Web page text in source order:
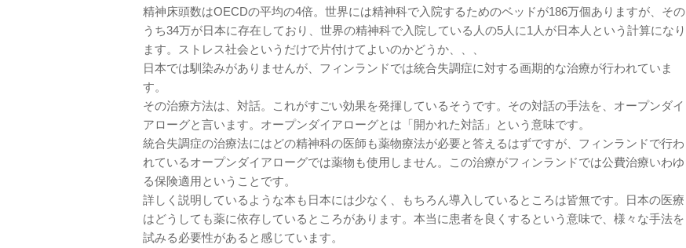
精神床頭数はOECDの平均の4倍。世界には精神科で入院するためのベッドが186万個ありますが、その
うち34万が日本に存在しており、世界の精神科で入院している人の5人に1人が日本人という計算になり
ます。ストレス社会というだけで片付けてよいのかどうか、、、
日本では馴染みがありませんが、フィンランドでは統合失調症に対する画期的な治療が行われていま
す。
その治療方法は、対話。これがすごい効果を発揮しているそうです。その対話の手法を、オープンダイ
アローグと言います。オープンダイアローグとは「開かれた対話」という意味です。
統合失調症の治療法にはどの精神科の医師も薬物療法が必要と答えるはずですが、フィンランドで行わ
れているオープンダイアローグでは薬物も使用しません。この治療がフィンランドでは公費治療いわゆ
る保険適用ということです。
詳しく説明しているような本も日本には少なく、もちろん導入しているところは皆無です。日本の医療
はどうしても薬に依存しているところがあります。本当に患者を良くするという意味で、様々な手法を
試みる必要性があると感じています。